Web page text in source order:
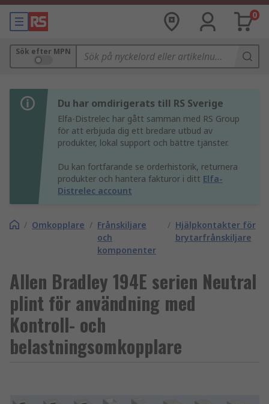
0
Sök efter MPN
Du har omdirigerats till RS Sverige
Elfa-Distrelec har gått samman med RS Group
för att erbjuda dig ett bredare utbud av
produkter, lokal support och bättre tjänster.
Du kan fortfarande se orderhistorik, returnera
produkter och hantera fakturor i ditt Elfa-
Distrelec account
/ Omkopplare / Frånskiljare
och
komponenter
/ Hjälpkontakter för
brytarfrånskiljare
Allen Bradley 194E serien Neutral
plint för användning med
Kontroll- och
belastningsomkopplare